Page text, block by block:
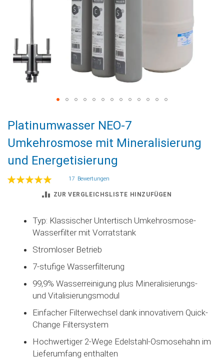
Anfang
der
Bildgalerie
springen
Platinumwasser NEO-7
Umkehrosmose mit Mineralisierung
und Energetisierung
Bewertung:
17 Bewertungen
ZUR VERGLEICHSLISTE HINZUFÜGEN
Typ: Klassischer Untertisch Umkehrosmose-
Wasserfilter mit Vorratstank
Stromloser Betrieb
7-stufige Wasserfilterung
99,9% Wasserreinigung plus Mineralisierungs-
und Vitalisierungsmodul
Einfacher Filterwechsel dank innovativem Quick-
Change Filtersystem
Hochwertiger 2-Wege Edelstahl-Osmosehahn im
Lieferumfang enthalten